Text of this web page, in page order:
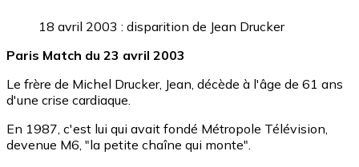
18 avril 2003 : disparition de Jean Drucker
Paris Match du 23 avril 2003
Le frère de Michel Drucker, Jean, décède à l'âge de 61 ans
d'une crise cardiaque.
En 1987, c'est lui qui avait fondé Métropole Télévision,
devenue M6, "la petite chaîne qui monte".